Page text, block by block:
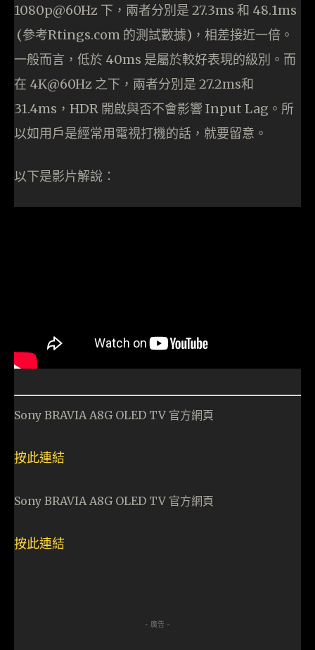
1080p@60Hz 下，兩者分別是 27.3ms 和 48.1ms
(參考Rtings.com 的測試數據)，相差接近一倍。
一般而言，低於 40ms 是屬於較好表現的級別。而
在 4K@60Hz 之下，兩者分別是 27.2ms和
31.4ms，HDR 開啟與否不會影響 Input Lag。所
以如用戶是經常用電視打機的話，就要留意。
以下是影片解說：
Sony BRAVIA A8G OLED TV 官方網頁
按此連結
Sony BRAVIA A8G OLED TV 官方網頁
按此連結
- 廣告 -